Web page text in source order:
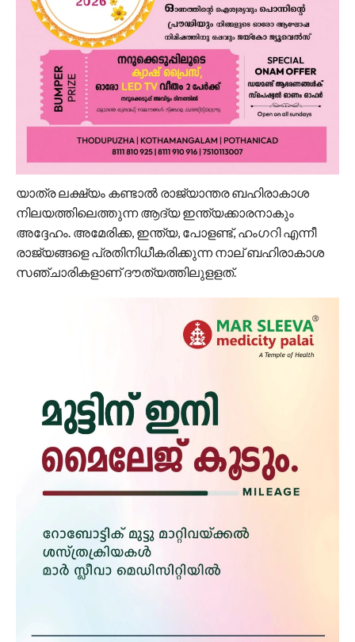
യാത്ര ലക്ഷ്യം കണ്ടാല്‍ രാജ്യാന്തര ബഹിരാകാശ
നിലയത്തിലെത്തുന്ന ആദ്യ ഇന്ത്യക്കാരനാകും
അദ്ദേഹം. അമേരിക്ക, ഇന്ത്യ, പോളണ്ട്, ഹംഗറി എന്നീ
രാജ്യങ്ങളെ പ്രതിനിധീകരിക്കുന്ന നാല് ബഹിരാകാശ
സഞ്ചാരികളാണ് ദൗത്യത്തിലുളളത്.